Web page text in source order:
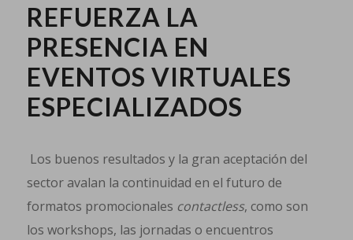
REFUERZA LA
PRESENCIA EN
EVENTOS VIRTUALES
ESPECIALIZADOS
Los buenos resultados y la gran aceptación del
sector avalan la continuidad en el futuro de
formatos promocionales contactless, como son
los workshops, las jornadas o encuentros